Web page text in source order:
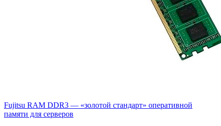
Fujitsu RAM DDR3 — «золотой стандарт» оперативной
памяти для серверов